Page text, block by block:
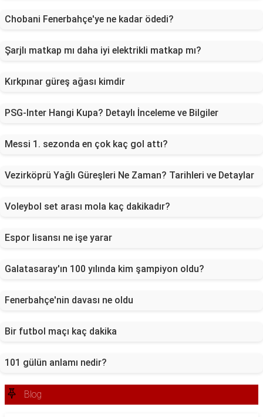
Chobani Fenerbahçe'ye ne kadar ödedi?
Şarjlı matkap mı daha iyi elektrikli matkap mı?
Kırkpınar güreş ağası kimdir
PSG-Inter Hangi Kupa? Detaylı İnceleme ve Bilgiler
Messi 1. sezonda en çok kaç gol attı?
Vezirköprü Yağlı Güreşleri Ne Zaman? Tarihleri ve Detaylar
Voleybol set arası mola kaç dakikadır?
Espor lisansı ne işe yarar
Galatasaray'ın 100 yılında kim şampiyon oldu?
Fenerbahçe'nin davası ne oldu
Bir futbol maçı kaç dakika
101 gülün anlamı nedir?
Blog